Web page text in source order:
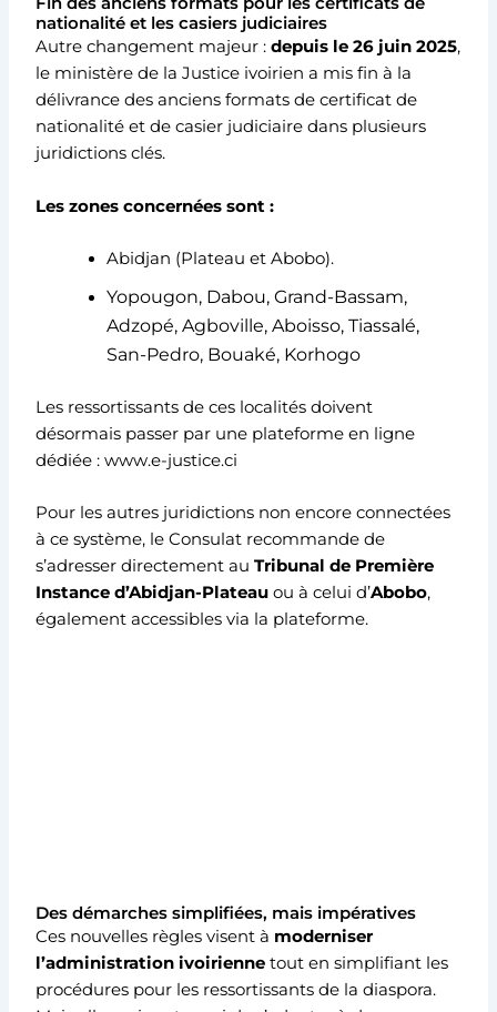
nationalité et les casiers judiciaires
Autre changement majeur :depuis le 26 juin 2025,
le ministère de la Justice ivoirien a mis fin à la
délivrance des anciens formats de certificat de
nationalité et de casier judiciaire dans plusieurs
juridictions clés.
Les zones concernées sont :
Abidjan (Plateau et Abobo).
Yopougon, Dabou, Grand-Bassam,
Adzopé, Agboville, Aboisso, Tiassalé,
San-Pedro, Bouaké, Korhogo
Les ressortissants de ces localités doivent
désormais passer par une plateforme en ligne
dédiée : www.e-justice.ci
Pour les autres juridictions non encore connectées
à ce système, le Consulat recommande de
s’adresser directement auTribunal de Première
Instance d’Abidjan-Plateau ou à celui d’Abobo,
également accessibles via la plateforme.
Des démarches simplifiées, mais impératives
Ces nouvelles règles visent à moderniser
l’administration ivoirienne tout en simplifiant les
procédures pour les ressortissants de la diaspora.